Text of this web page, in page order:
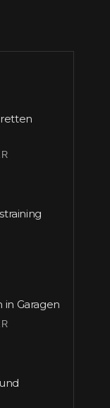
in Garagen